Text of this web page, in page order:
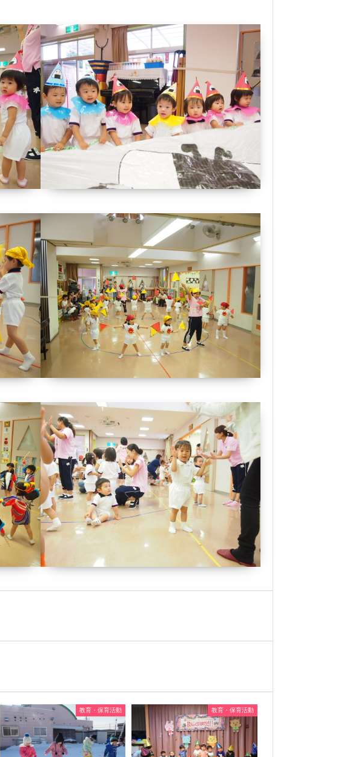
教育・保育活動 教育・保育活動